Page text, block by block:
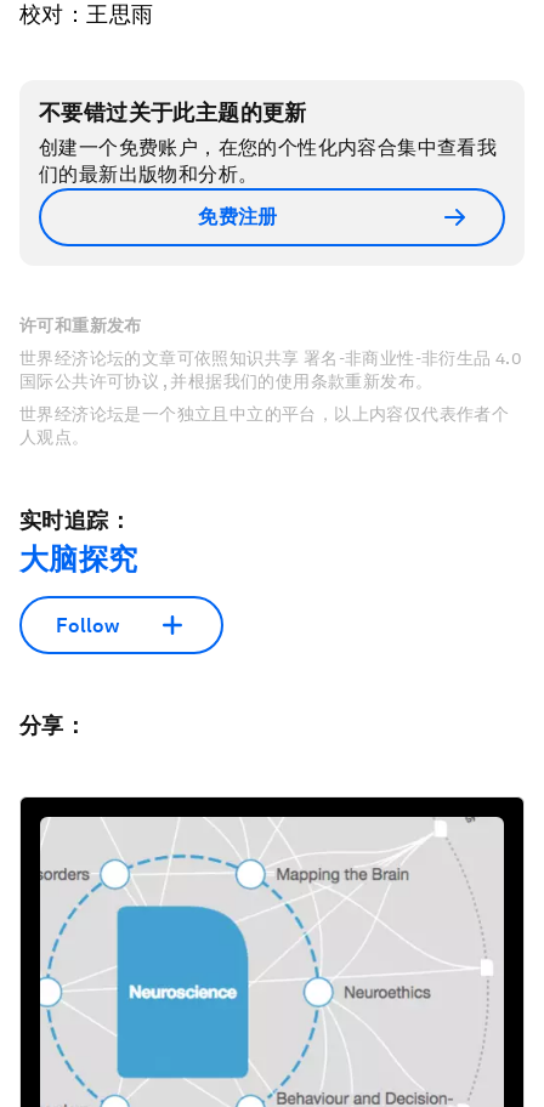
校对：王思雨
不要错过关于此主题的更新
创建一个免费账户，在您的个性化内容合集中查看我
们的最新出版物和分析。
免费注册
许可和重新发布
世界经济论坛的文章可依照知识共享 署名-非商业性-非衍生品 4.0
国际公共许可协议 , 并根据我们的使用条款重新发布。
世界经济论坛是一个独立且中立的平台，以上内容仅代表作者个
人观点。
实时追踪：
大脑探究
Follow
分享：